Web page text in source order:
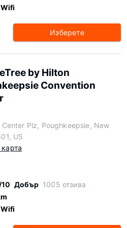
Изберете
by Hilton
Convention
Plz, Poughkeepsie, New
US
Добър 1005 отзива